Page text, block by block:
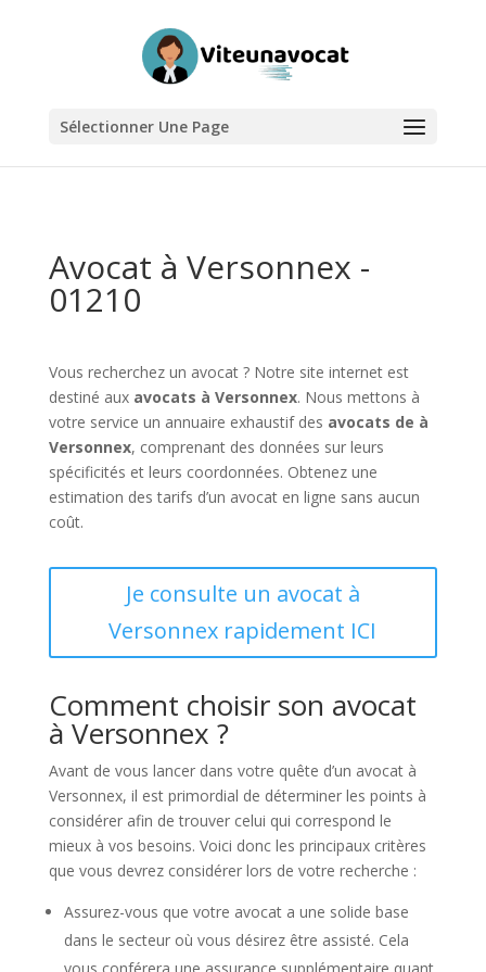
Sélectionner Une Page
Avocat à Versonnex -
01210
Vous recherchez un avocat ? Notre site internet est
destiné aux avocats à Versonnex. Nous mettons à
votre service un annuaire exhaustif des avocats de à
Versonnex, comprenant des données sur leurs
spécificités et leurs coordonnées. Obtenez une
estimation des tarifs d’un avocat en ligne sans aucun
coût.
Je consulte un avocat à
Versonnex rapidement ICI
Comment choisir son avocat
à Versonnex ?
Avant de vous lancer dans votre quête d’un avocat à
Versonnex, il est primordial de déterminer les points à
considérer afin de trouver celui qui correspond le
mieux à vos besoins. Voici donc les principaux critères
que vous devrez considérer lors de votre recherche :
Assurez-vous que votre avocat a une solide base
dans le secteur où vous désirez être assisté. Cela